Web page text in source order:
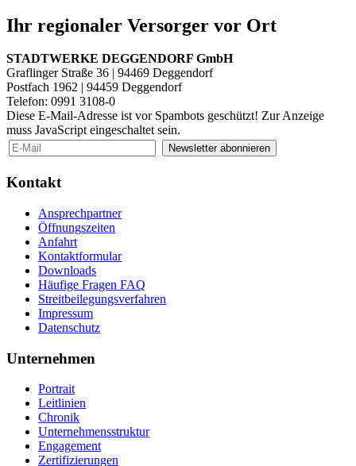
Ihr regionaler Versorger vor Ort
STADTWERKE DEGGENDORF GmbH
Graflinger Straße 36 | 94469 Deggendorf
Postfach 1962 | 94459 Deggendorf
Telefon: 0991 3108-0
Diese E-Mail-Adresse ist vor Spambots geschützt! Zur Anzeige
muss JavaScript eingeschaltet sein.
Newsletter abonnieren
Kontakt
Ansprechpartner
Öffnungszeiten
Anfahrt
Kontaktformular
Downloads
Häufige Fragen FAQ
Streitbeilegungsverfahren
Impressum
Datenschutz
Unternehmen
Portrait
Leitlinien
Chronik
Unternehmensstruktur
Engagement
Zertifizierungen